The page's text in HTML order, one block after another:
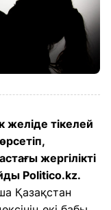
желіде тікелей
жергілікті
Politico.kz.
Қазақстан